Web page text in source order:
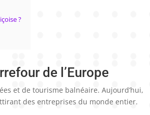
?
de l’Europe
et de tourisme balnéaire. Aujourd’hui,
des entreprises du monde entier.